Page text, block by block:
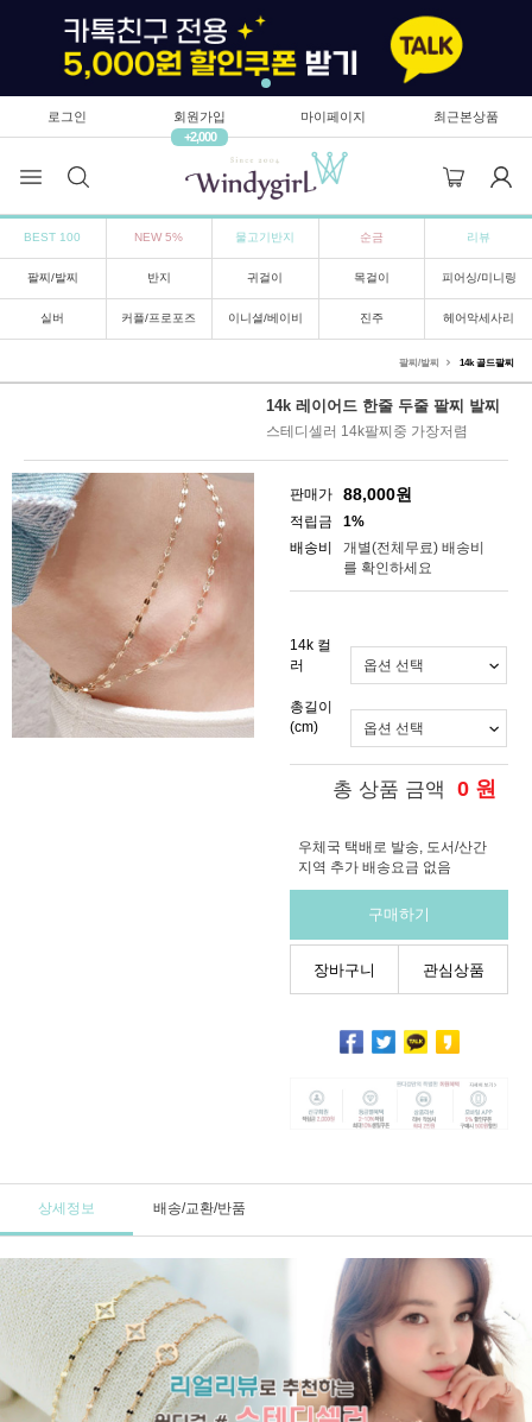
로그인
회원가입
+2,000
마이페이지 최근본상품
BEST 100 NEW 5% 물고기반지 순금 리뷰
팔찌/발찌 반지 귀걸이 목걸이 피어싱/미니링
실버 커플/프로포즈 이니셜/베이비 진주 헤어악세사리
팔찌/발찌 14k 골드팔찌
14k 레이어드 한줄 두줄 팔찌 발찌
스테디셀러 14k팔찌중 가장저렴
판매가 88,000원
적립금
1%
배송비
개별(전체무료) 배송비
를 확인하세요
14k 컬
러
총길이
(cm)
총 상품 금액 0 원
우체국 택배로 발송, 도서/산간
지역 추가 배송요금 없음
구매하기
장바구니 관심상품
상세정보 배송/교환/반품